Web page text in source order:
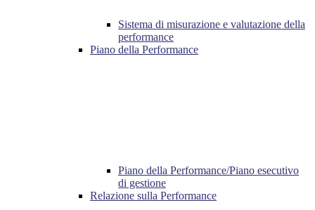
Sistema di misurazione e valutazione della
performance
Piano della Performance
Piano della Performance/Piano esecutivo
di gestione
Relazione sulla Performance